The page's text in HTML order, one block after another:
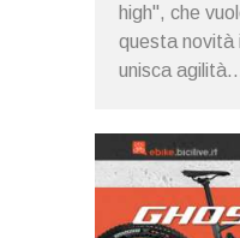
high", che
questa novità
unisca